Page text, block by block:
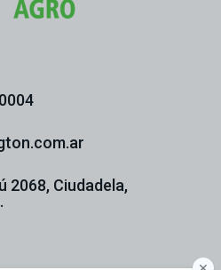
2068, Ciudadela,